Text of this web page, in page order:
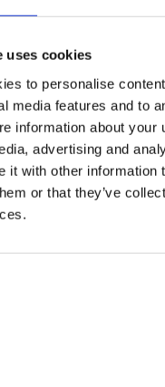
uses cookies
to personalise
media features and to
information about your
advertising and
it with other information
or that they’ve
3D
engenharia
time:Fabricado por
parte OE
PDF
produto